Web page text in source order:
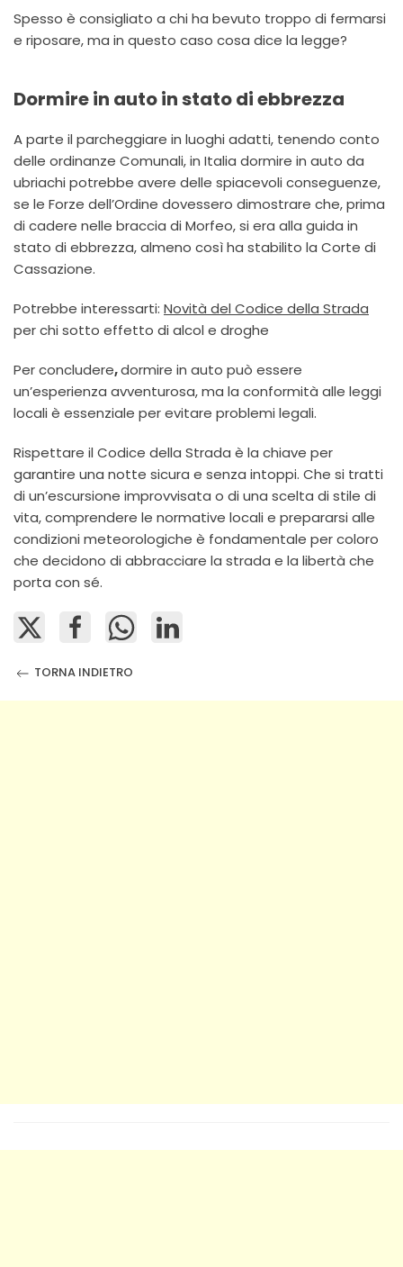
Spesso è consigliato a chi ha bevuto troppo di fermarsi
e riposare, ma in questo caso cosa dice la legge?
Dormire in auto in stato di ebbrezza
A parte il parcheggiare in luoghi adatti, tenendo conto
delle ordinanze Comunali, in Italia dormire in auto da
ubriachi potrebbe avere delle spiacevoli conseguenze,
se le Forze dell’Ordine dovessero dimostrare che, prima
di cadere nelle braccia di Morfeo, si era alla guida in
stato di ebbrezza, almeno così ha stabilito la Corte di
Cassazione.
Potrebbe interessarti: Novità del Codice della Strada
per chi sotto effetto di alcol e droghe
Per concludere,dormire in auto può essere
un’esperienza avventurosa, ma la conformità alle leggi
locali è essenziale per evitare problemi legali.
Rispettare il Codice della Strada è la chiave per
garantire una notte sicura e senza intoppi. Che si tratti
di un’escursione improvvisata o di una scelta di stile di
vita, comprendere le normative locali e prepararsi alle
condizioni meteorologiche è fondamentale per coloro
che decidono di abbracciare la strada e la libertà che
porta con sé.
TORNA INDIETRO